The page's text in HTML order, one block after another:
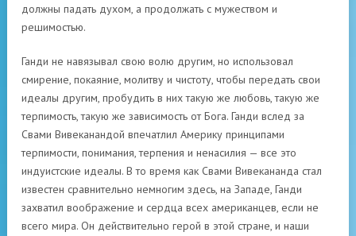
должны падать духом, а продолжать с мужеством и
решимостью.
Ганди не навязывал свою волю другим, но использовал
смирение, покаяние, молитву и чистоту, чтобы передать свои
идеалы другим, пробудить в них такую ​​же любовь, такую ​​же
терпимость, такую ​​же зависимость от Бога. Ганди вслед за
Свами Вивеканандой впечатлил Америку принципами
терпимости, понимания, терпения и ненасилия — все это
индуистские идеалы. В то время как Свами Вивекананда стал
известен сравнительно немногим здесь, на Западе, Ганди
захватил воображение и сердца всех американцев, если не
всего мира. Он действительно герой в этой стране, и наши